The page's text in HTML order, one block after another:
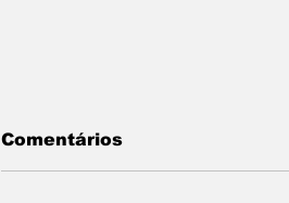
Comentários